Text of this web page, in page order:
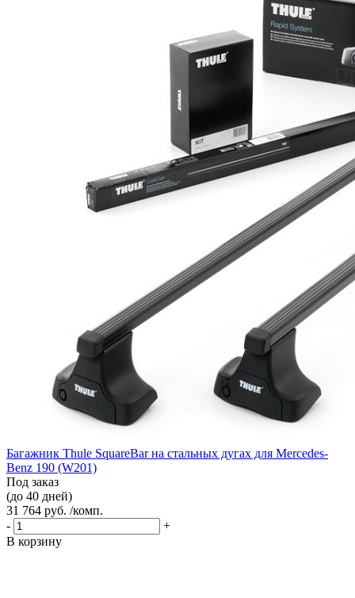
Багажник Thule SquareBar на стальных дугах для Mercedes-
Benz 190 (W201)
Под заказ
(до 40 дней)
31 764 руб. /комп.
-
+
В корзину